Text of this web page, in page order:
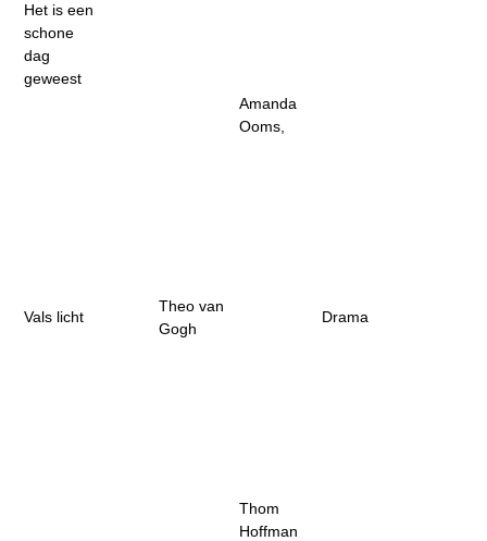
Het is een
schone
dag
geweest
Vals licht
Theo van
Gogh
Amanda
Ooms,
Thom
Hoffman
Drama